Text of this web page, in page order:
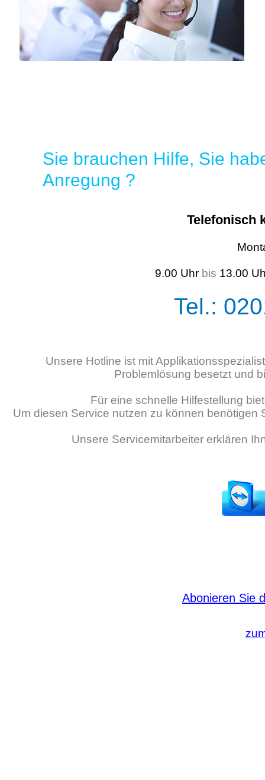
Sie brauchen Hilfe, Sie
Anregung ?
Telefonisch
9.00 Uhr bis 13.00
Tel.:
Unsere Hotline ist mit
Problemlösung besetzt und
Für eine schnelle Hilfestellung
Um diesen Service nutzen zu können
Unsere Servicemitarbeiter erklären
Abonieren Sie